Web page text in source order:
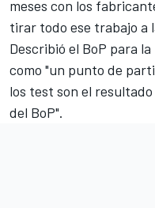
meses con los
tirar todo ese trabajo a
Describió el BoP para
como "un punto de
los test son el
del BoP".